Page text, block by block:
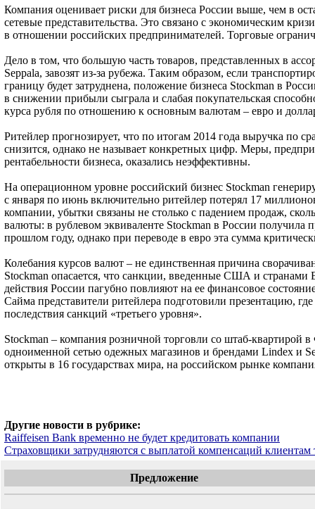
Компания оценивает риски для бизнеса России выше, чем в
сетевые представительства. Это связано с экономическим
в отношении российских предпринимателей. Торговые
Дело в том, что большую часть товаров, представленных в
Seppala, завозят из-за рубежа. Таким образом, если
границу будет затруднена, положение бизнеса Stockman в
в снижении прибыли сыграла и слабая покупательская
курса рубля по отношению к основным валютам – евро и
Ритейлер прогнозирует, что по итогам 2014 года выручка по
снизится, однако не называет конкретных цифр. Меры,
рентабельности бизнеса, оказались неэффективны.
На операционном уровне российский бизнес Stockman
с января по июнь включительно ритейлер потерял 17
компании, убытки связаны не столько с падением продаж,
валюты: в рублевом эквиваленте Stockman в России
прошлом году, однако при переводе в евро эта сумма
Колебания курсов валют – не единственная причина
Stockman опасается, что санкции, введенные США и странами
действия России пагубно повлияют на ее финансовое
Сайма представители ритейлера подготовили презентацию,
последствия санкций «третьего уровня».
Stockman – компания розничной торговли со штаб-квартирой
одноименной сетью одежных магазинов и брендами Lindex и
открыты в 16 государствах мира, на российском рынке
Другие новости в рубрике:
Raiffeisen Bank временно не будет кредитовать компании
Страховщики затрудняются с выплатой компенсаций
Предложение